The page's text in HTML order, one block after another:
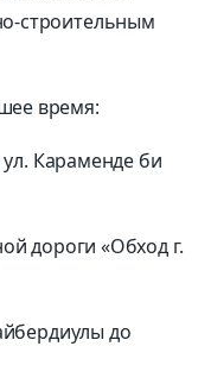
строительным
время:
Караменде би
дороги «Обход г.
до